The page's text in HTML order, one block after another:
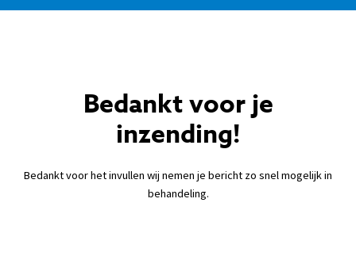
Bedankt voor je
inzending!
Bedankt voor het invullen wij nemen je bericht zo snel mogelijk in
behandeling.